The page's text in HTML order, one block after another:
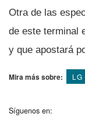
Otra de las
de este terminal
y que apostará
Mira más sobre: LG
Síguenos en: